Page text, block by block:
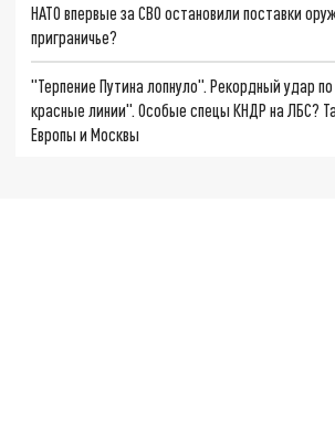
НАТО впервые за СВО остановили поставки
приграничье?
"Терпение Путина лопнуло". Рекордный удар
красные линии". Особые спецы КНДР на ЛБС?
Европы и Москвы